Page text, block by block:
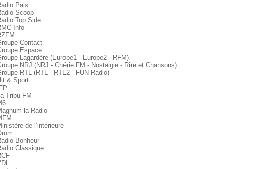
Pais
Scoop
Top Side
Info
Contact
Espace
Lagardère (Europe1 - Europe2 - RFM)
NRJ (NRJ - Chérie FM - Nostalgie - Rire et Chansons)
RTL (RTL - RTL2 - FUN Radio)
& Sport
Tribu FM
la Radio
de l’intérieure
Bonheur
Classique